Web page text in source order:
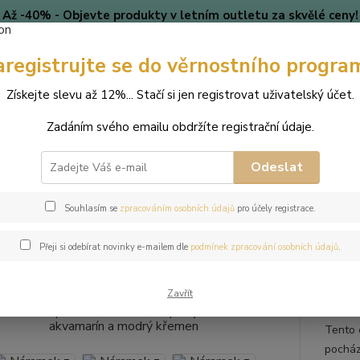
Až -40% - Objevte produkty v letním outletu za skvělé ceny!
🎄 VÁNOCE Blog
Hledat
(Po-
Náramek z přírodních kamenů a perly Swarovski -
z přírodních kamenů a
křemen
Tento
se do věrnostního
Získejte slevu až 12%... Stačí si jen registrovat uživatelský účet.
Zadáním svého emailu obdržíte registrační údaje.
Odeslat
Souhlasím se zpracováním osobních údajůpro účely registrace.
Přeji si odebírat novinky e-mailem dle podmínek zpracování osobních údajů.
Zavřít